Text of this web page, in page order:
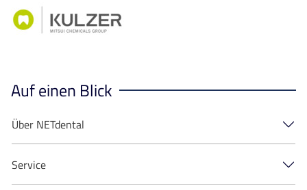
Auf einen Blick
Über NETdental
Service